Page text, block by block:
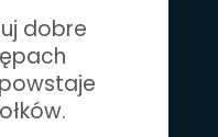
dobre